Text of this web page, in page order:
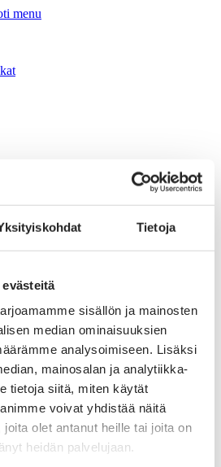
Tietoja
sisällön ja mainosten
median ominaisuuksien
analysoimiseen. Lisäksi
mainosalan ja analytiikka-
tietoja siitä, miten käytät
voivat yhdistää näitä
olet antanut heille tai joita on
heidän palvelujaan.
menu
– Metsolan ja
oppia yhdistymisestä
& Muoti ry
on tekstiili-, vaate- ja muotialan